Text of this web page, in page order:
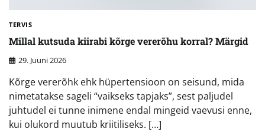
TERVIS
Millal kutsuda kiirabi kõrge vererõhu korral? Märgid
29. Juuni 2026
Kõrge vererõhk ehk hüpertensioon on seisund, mida
nimetatakse sageli “vaikseks tapjaks”, sest paljudel
juhtudel ei tunne inimene endal mingeid vaevusi enne,
kui olukord muutub kriitiliseks. […]